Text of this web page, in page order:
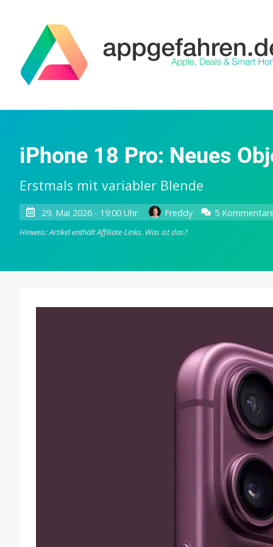
iPhone 18 Pro: Neues
Erstmals mit variabler Blende
29. Mai 2026 - 19:00 Uhr Freddy 5
Hinweis: Artikel enthält Affiliate-Links. Was ist das?